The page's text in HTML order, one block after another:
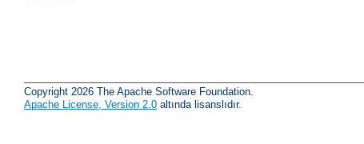
Copyright 2026 The Apache Software Foundation.
Apache License, Version 2.0 altında lisanslıdır.